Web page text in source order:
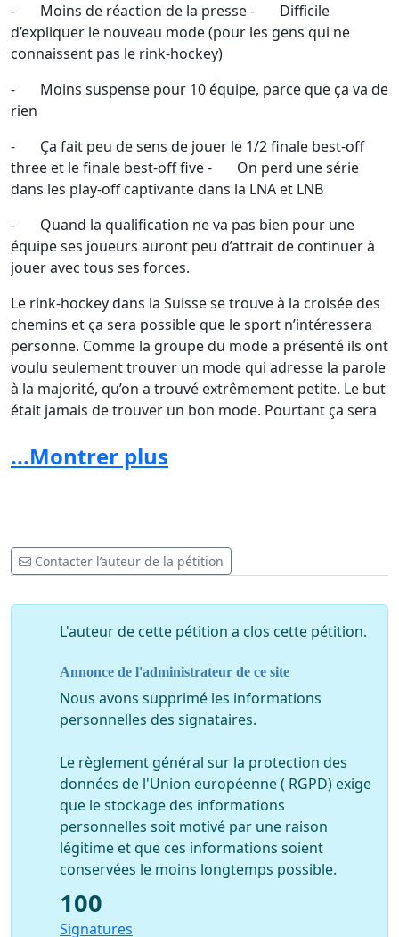
- Moins de réaction de la presse - Difficile
d’expliquer le nouveau mode (pour les gens qui ne
connaissent pas le rink-hockey)
- Moins suspense pour 10 équipe, parce que ça va de
rien
- Ça fait peu de sens de jouer le 1/2 finale best-off
three et le finale best-off five - On perd une série
dans les play-off captivante dans la LNA et LNB
- Quand la qualification ne va pas bien pour une
équipe ses joueurs auront peu d’attrait de continuer à
jouer avec tous ses forces.
Le rink-hockey dans la Suisse se trouve à la croisée des
chemins et ça sera possible que le sport n’intéressera
personne. Comme la groupe du mode a présenté ils ont
voulu seulement trouver un mode qui adresse la parole
à la majorité, qu’on a trouvé extrêmement petite. Le but
était jamais de trouver un bon mode. Pourtant ça sera
changements ceux devons-nous porter des profits et
une plus-value pour notre sport. Ça n’est pas présent
aux clubs qu’il y a beaucoup de gens qui ne sont pas
contents avec le nouveau mode. Ensemble nous
Un grand merci sportif
...Montrer plus
Contacter l’auteur de la pétition
L'auteur de cette pétition a clos cette pétition.
Annonce de l'administrateur de ce site
Nous avons supprimé les informations
personnelles des signataires.
Le règlement général sur la protection des
données de l'Union européenne ( RGPD) exige
que le stockage des informations
personnelles soit motivé par une raison
légitime et que ces informations soient
conservées le moins longtemps possible.
100
Signatures